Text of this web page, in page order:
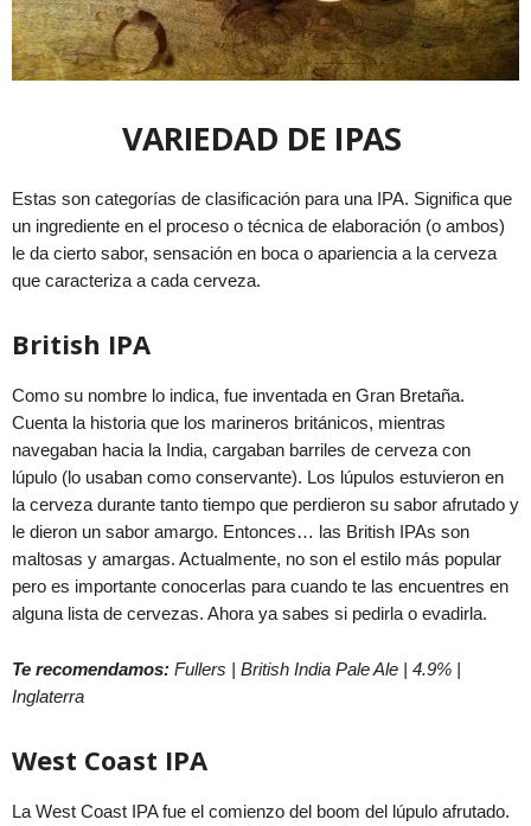
VARIEDAD DE IPAS
Estas son categorías de clasificación para una IPA. Significa que
un ingrediente en el proceso o técnica de elaboración (o ambos)
le da cierto sabor, sensación en boca o apariencia a la cerveza
que caracteriza a cada cerveza.
British IPA
Como su nombre lo indica, fue inventada en Gran Bretaña.
Cuenta la historia que los marineros británicos, mientras
navegaban hacia la India, cargaban barriles de cerveza con
lúpulo (lo usaban como conservante). Los lúpulos estuvieron en
la cerveza durante tanto tiempo que perdieron su sabor afrutado y
le dieron un sabor amargo. Entonces… las British IPAs son
maltosas y amargas. Actualmente, no son el estilo más popular
pero es importante conocerlas para cuando te las encuentres en
alguna lista de cervezas. Ahora ya sabes si pedirla o evadirla.
Te recomendamos: Fullers | British India Pale Ale | 4.9% |
Inglaterra
West Coast IPA
La West Coast IPA fue el comienzo del boom del lúpulo afrutado.